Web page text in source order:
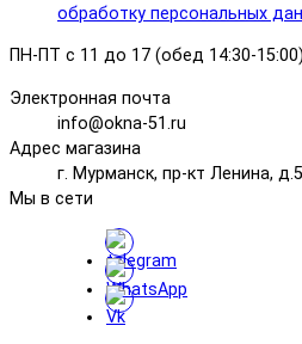
обработку персональных
ПН-ПТ с 11 до 17 (обед 14:30-
Электронная почта
info@okna-51.ru
Адрес магазина
г. Мурманск, пр-кт Ленина,
Мы в сети